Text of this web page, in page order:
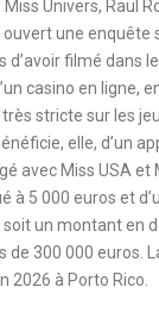
Univers, Raul
une enquête
filmé dans
casino en ligne,
stricte sur les
elle, d’un
avec Miss USA et
à 5 000 euros et
un montant en
de 300 000 euros.
2026 à Porto Rico.